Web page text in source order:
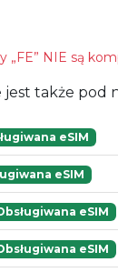
„FE” NIE są
także pod
eSIM
eSIM
eSIM
eSIM